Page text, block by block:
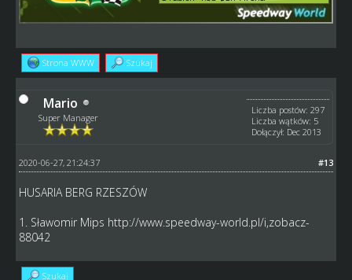
Strona WWW Szukaj
Mario
Super Manager
Liczba postów: 297
Liczba wątków: 5
Dołączył: Dec 2013
#13
2020-06-27, 21:24:37
HUSARIA BERG RZESZÓW
1. Sławomir Mips http://www.speedway-world.pl/i,zobacz-
88042
Szukaj